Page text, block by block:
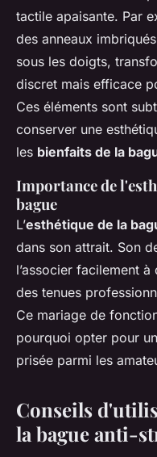
tactile apaisante. Par
des anneaux
sous les doigts,
discret mais efficace
Ces éléments sont
conserver une
les bienfaits de la
Importance de
bague
L’esthétique de la
dans son attrait. Son
l’associer facilement
des tenues
Ce mariage de
pourquoi opter pour
prisée parmi les
Conseils
la bague anti-